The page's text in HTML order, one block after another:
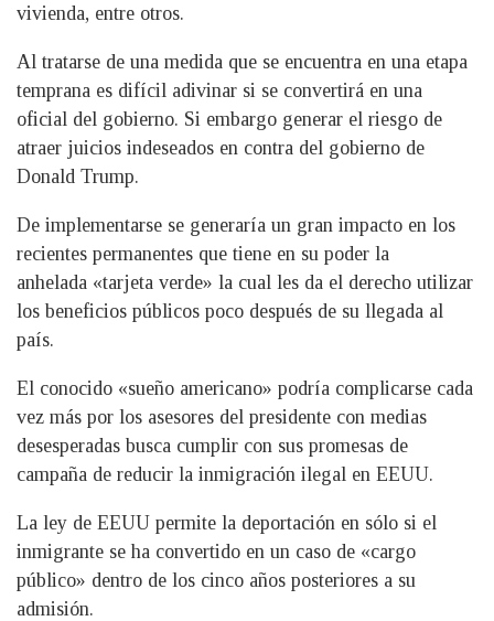
vivienda, entre otros.
Al tratarse de una medida que se encuentra en una etapa
temprana es difícil adivinar si se convertirá en una
oficial del gobierno. Si embargo generar el riesgo de
atraer juicios indeseados en contra del gobierno de
Donald Trump.
De implementarse se generaría un gran impacto en los
recientes permanentes que tiene en su poder la
anhelada «tarjeta verde» la cual les da el derecho utilizar
los beneficios públicos poco después de su llegada al
país.
El conocido «sueño americano» podría complicarse cada
vez más por los asesores del presidente con medias
desesperadas busca cumplir con sus promesas de
campaña de reducir la inmigración ilegal en EEUU.
La ley de EEUU permite la deportación en sólo si el
inmigrante se ha convertido en un caso de «cargo
público» dentro de los cinco años posteriores a su
admisión.